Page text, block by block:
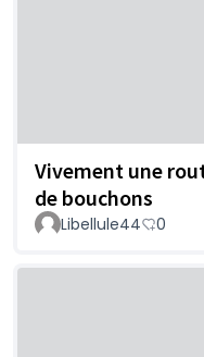
Vivement une
de bouchons
Libellule44 0